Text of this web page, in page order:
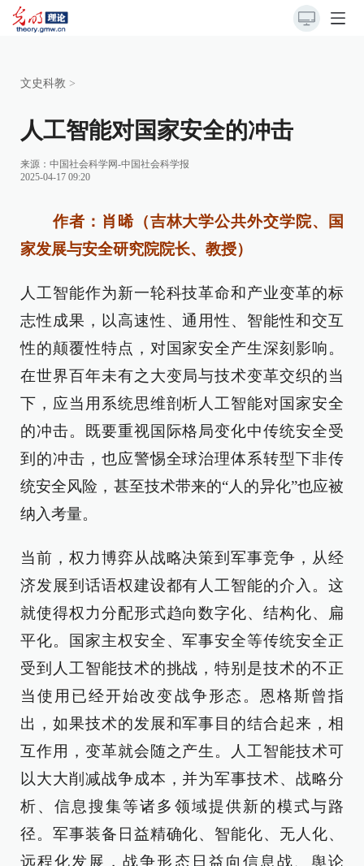
文史科教 >
人工智能对国家安全的冲击
来源： 中国社会科学网-中国社会科学报
2025-04-17 09:20
作者：肖晞（吉林大学公共外交学院、国
家发展与安全研究院院长、教授）
人工智能作为新一轮科技革命和产业变革的标
志性成果，以高速性、通用性、智能性和交互
性的颠覆性特点，对国家安全产生深刻影响。
在世界百年未有之大变局与技术变革交织的当
下，应当用系统思维剖析人工智能对国家安全
的冲击。既要重视国际格局变化中传统安全受
到的冲击，也应警惕全球治理体系转型下非传
统安全风险，甚至技术带来的“人的异化”也应被
纳入考量。
当前，权力博弈从战略决策到军事竞争，从经
济发展到话语权建设都有人工智能的介入。这
就使得权力分配形式趋向数字化、结构化、扁
平化。国家主权安全、军事安全等传统安全正
受到人工智能技术的挑战，特别是技术的不正
当使用已经开始改变战争形态。恩格斯曾指
出，如果技术的发展和军事目的结合起来，相
互作用，变革就会随之产生。人工智能技术可
以大大削减战争成本，并为军事技术、战略分
析、信息搜集等诸多领域提供新的模式与路
径。军事装备日益精确化、智能化、无人化、
远程化发展，战争形态日益向信息战、舆论